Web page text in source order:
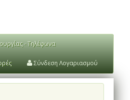
- Τηλέφωνα
Σύνδεση Λογαριασμού